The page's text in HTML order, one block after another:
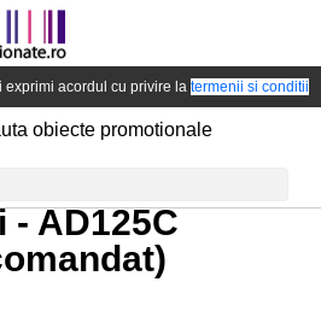
maneci pentru
-AD125C
exprimi acordul cu privire la termenii si conditii
obiecte promotionale